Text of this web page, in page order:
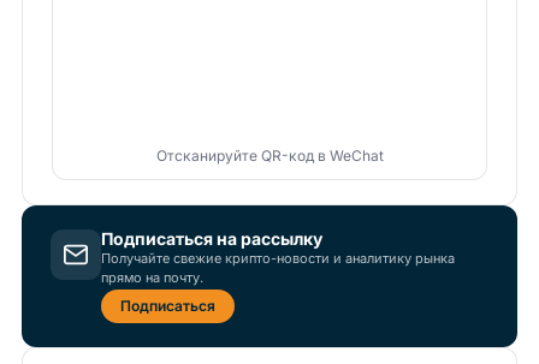
Отсканируйте QR-код в WeChat
Подписаться на рассылку
Получайте свежие крипто-новости и аналитику рынка
прямо на почту.
Подписаться